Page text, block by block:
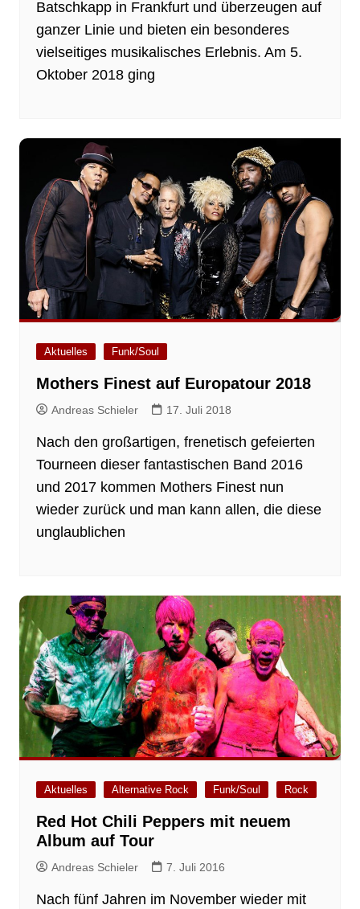
Batschkapp in Frankfurt und überzeugen auf
ganzer Linie und bieten ein besonderes
vielseitiges musikalisches Erlebnis. Am 5.
Oktober 2018 ging
Aktuelles Funk/Soul
Mothers Finest auf Europatour 2018
Andreas Schieler 17. Juli 2018
Nach den großartigen, frenetisch gefeierten
Tourneen dieser fantastischen Band 2016
und 2017 kommen Mothers Finest nun
wieder zurück und man kann allen, die diese
unglaublichen
Aktuelles Alternative Rock Funk/Soul Rock
Red Hot Chili Peppers mit neuem
Album auf Tour
Andreas Schieler 7. Juli 2016
Nach fünf Jahren im November wieder mit